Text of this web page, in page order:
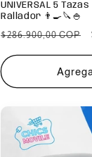
UNIVERSAL 5
Rallador 👨‍🍳🔪🍚
Precio
$286.900,00 COP